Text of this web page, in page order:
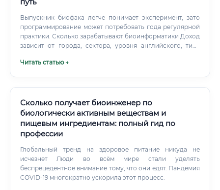
Выпускник биофака легче понимает эксперимент, зато
программирование может потребовать года регулярной
практики. Сколько зарабатывают биоинформатики Доход
зависит от города, сектора, уровня английского, типа
Читать статью →
Сколько получает биоинженер по
биологически активным веществам и
пищевым ингредиентам: полный гид по
профессии
Глобальный тренд на здоровое питание никуда не
исчезнет Люди во всём мире стали уделять
беспрецедентное внимание тому, что они едят. Пандемия
COVID-19 многократно ускорила этот процесс.